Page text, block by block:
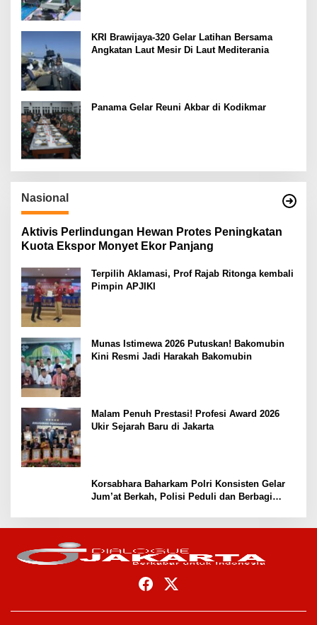
KRI Brawijaya-320 Gelar Latihan Bersama
Angkatan Laut Mesir Di Laut Mediterania
Panama Gelar Reuni Akbar di Kodikmar
Nasional
Aktivis Perlindungan Hewan Protes Peningkatan
Kuota Ekspor Monyet Ekor Panjang
Terpilih Aklamasi, Prof Rajab Ritonga kembali
Pimpin APJIKI
Munas Istimewa 2026 Putuskan! Bakomubin
Kini Resmi Jadi Harakah Bakomubin
Malam Penuh Prestasi! Profesi Award 2026
Ukir Sejarah Baru di Jakarta
Korsabhara Baharkam Polri Konsisten Gelar
Jum’at Berkah, Polisi Peduli dan Berbagi